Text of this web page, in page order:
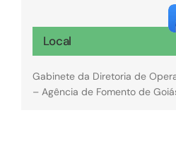
Local
Gabinete da Diretoria de
– Agência de Fomento de